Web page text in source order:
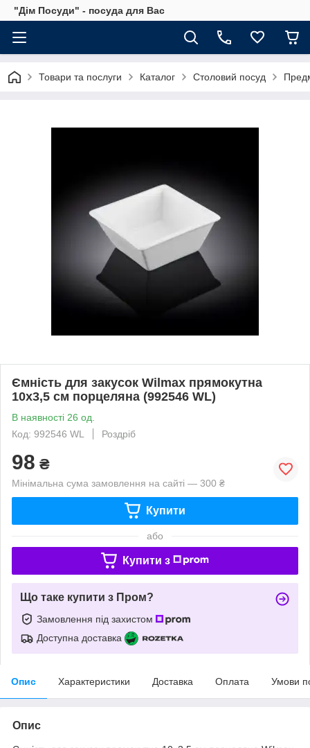
"Дім Посуди" - посуда для Вас
Товари та послуги Каталог Столовий посуд
Ємність для закусок Wilmax прямокутна
10х3,5 см порцеляна (992546 WL)
В наявності 26 од.
Код: 992546 WL
Роздріб
98 ₴
Мінімальна сума замовлення на сайті — 300 ₴
Купити
або
Купити з
Що таке купити з Пром?
Замовлення під захистом
Доступна доставка
Опис Характеристики Доставка Оплата Умови
Опис